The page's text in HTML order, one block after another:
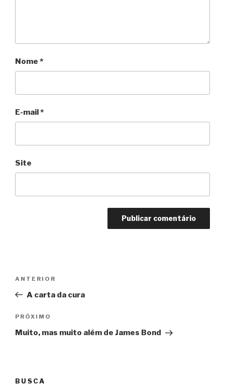
Nome *
E-mail*
Site
Post
Anterior
ANTERIOR
A carta da cura
Próximo
PRÓXIMO
Muito, mas muito além de James Bond
BUSCA